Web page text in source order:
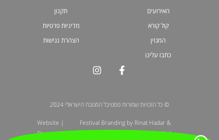
האירועים
קול קורא
המגזין
כתבו עלינו
תקנון
מדיניות פרטיות
הצהרת נגישות
© כל הזכויות שמורות פסטיבל המטבח הישראלי 2024
Festival Branding by Rinat Hadar &
Galit Gadot | Illustration by Michel
| Website
Design by: Liora